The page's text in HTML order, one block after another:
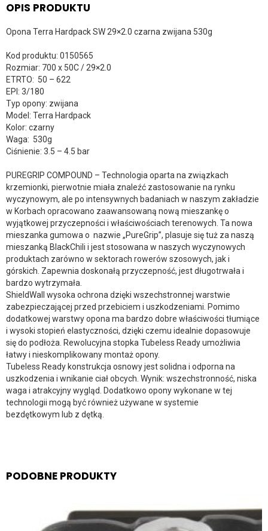
OPIS PRODUKTU
Opona Terra Hardpack SW 29×2.0 czarna zwijana 530g
Kod produktu: 0150565
Rozmiar: 700 x 50C / 29×2.0
ETRTO: 50 – 622
EPI: 3/180
Typ opony: zwijana
Model: Terra Hardpack
Kolor: czarny
Waga: 530g
Ciśnienie: 3.5 – 4.5 bar
PUREGRIP COMPOUND – Technologia oparta na związkach
krzemionki, pierwotnie miała znaleźć zastosowanie na rynku
wyczynowym, ale po intensywnych badaniach w naszym zakładzie
w Korbach opracowano zaawansowaną nową mieszankę o
wyjątkowej przyczepności i właściwościach terenowych. Ta nowa
mieszanka gumowa o nazwie „PureGrip”, plasuje się tuż za naszą
mieszanką BlackChili i jest stosowana w naszych wyczynowych
produktach zarówno w sektorach rowerów szosowych, jak i
górskich. Zapewnia doskonałą przyczepność, jest długotrwała i
bardzo wytrzymała.
ShieldWall wysoka ochrona dzięki wszechstronnej warstwie
zabezpieczającej przed przebiciem i uszkodzeniami. Pomimo
dodatkowej warstwy opona ma bardzo dobre właściwości tłumiące
i wysoki stopień elastyczności, dzięki czemu idealnie dopasowuje
się do podłoża. Rewolucyjna stopka Tubeless Ready umożliwia
łatwy i nieskomplikowany montaż opony.
Tubeless Ready konstrukcja osnowy jest solidna i odporna na
uszkodzenia i wnikanie ciał obcych. Wynik: wszechstronność, niska
waga i atrakcyjny wygląd. Dodatkowo opony wykonane w tej
technologii mogą być również używane w systemie
bezdętkowym lub z dętką.
PODOBNE PRODUKTY